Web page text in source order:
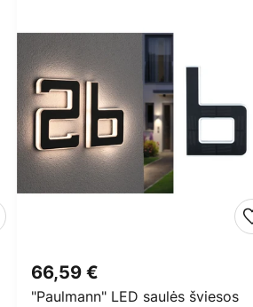
"Paulmann" LED saulės šviesos
66,59 €